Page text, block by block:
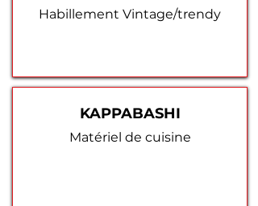
Habillement Vintage/trendy
KAPPABASHI
Matériel de cuisine